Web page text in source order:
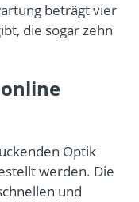
beträgt vier
die sogar zehn
Optik
werden. Die
und